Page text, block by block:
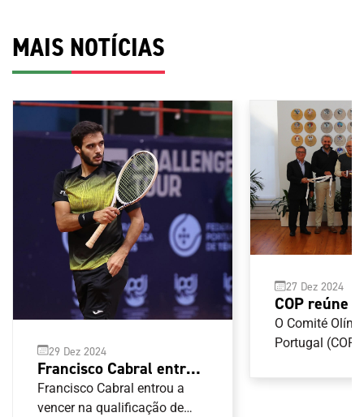
MAIS NOTÍCIAS
29 Dez 2024
Francisco Cabral entra a
vencer na Nova
Caledónia
Francisco Cabral entrou a
vencer na qualificação de
27 Dez 2024
COP reúne
Federação
de Futebol
O Comité
Portugal
de Futebol